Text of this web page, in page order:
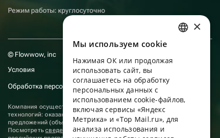
Режим работы: круглосуточно
© Flowwow, inc
Условия
Обработка персональных данных
Компания осуществляет деятельность в области информационных
технологий: оказание услуг в сети “Интернет” по размещению
предложений (объявлений) продавцов о реализации товаров.
Посмотретьсведения о программах, включенных в реестр
ENGLISH
UKRAINIAN
PORTUGUESE
×
Мы используем сookie
Нажимая ОК или продолжая
использовать сайт, вы
соглашаетесь на обработку
персональных данных с
использованием cookie-файлов,
включая сервисы «Яндекс
Метрика» и «Top Mail.ru», для
анализа использования и